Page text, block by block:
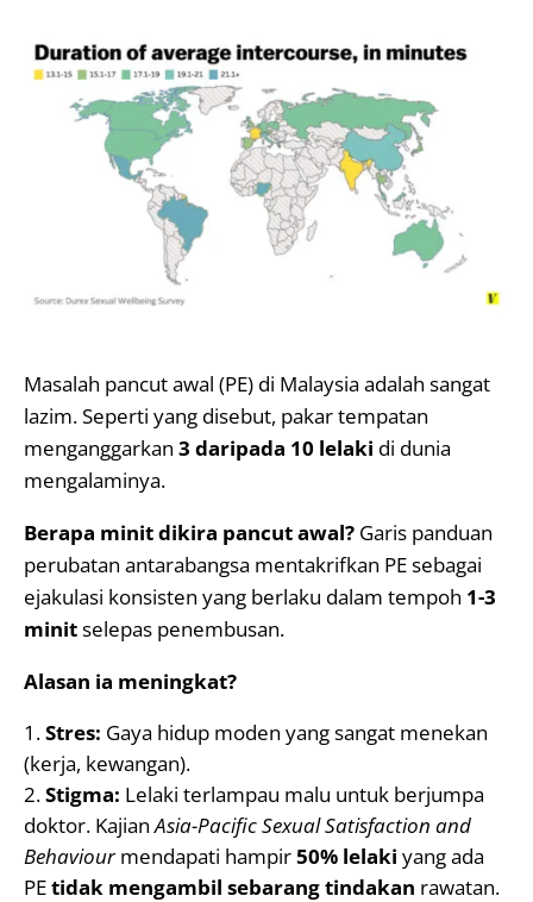
Masalah pancut awal (PE) di Malaysia adalah sangat
lazim. Seperti yang disebut, pakar tempatan
menganggarkan 3 daripada 10 lelaki di dunia
mengalaminya.
Berapa minit dikira pancut awal? Garis panduan
perubatan antarabangsa mentakrifkan PE sebagai
ejakulasi konsisten yang berlaku dalam tempoh 1-3
minitselepas penembusan.
Alasan ia meningkat?
Stres: Gaya hidup moden yang sangat menekan
(kerja, kewangan).
Stigma: Lelaki terlampau malu untuk berjumpa
doktor. KajianAsia-Pacific Sexual Satisfaction and
Behaviourmendapati hampir50% lelaki yang ada
PEtidak mengambil sebarang tindakan rawatan.